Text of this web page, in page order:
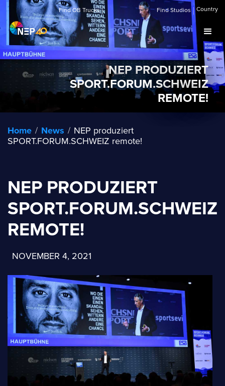
Find OB Trucks Find Studios Country
NEP PRODUZIERT
SPORT.FORUM.SCHWEIZ
REMOTE!
Home / News / NEP produziert
SPORT.FORUM.SCHWEIZ remote!
NEP PRODUZIERT
SPORT.FORUM.SCHWEIZ
REMOTE!
NOVEMBER 4, 2021